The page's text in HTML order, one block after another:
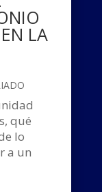
LA
qué
lo
a un